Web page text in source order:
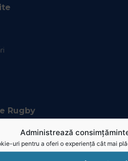
Administrează
uri pentru a oferi o experiență cât mai
Rugby